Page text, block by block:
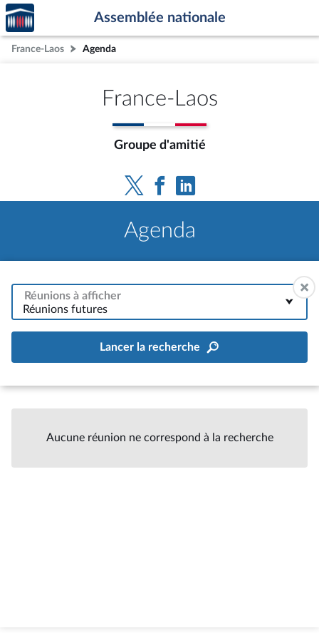
Aller au contenu
Aller en bas de la page
Accèder
à la
page
d'accueil
Assemblée nationale
France-Laos Agenda
France-Laos
Groupe d'amitié
Agenda
Réunions à afficher
Réunions futures
Lancer la recherche
Aucune réunion ne correspond à la recherche